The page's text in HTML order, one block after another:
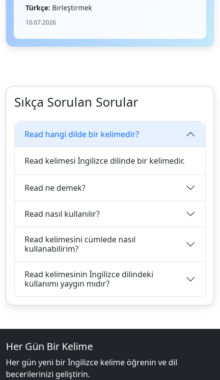
Türkçe: Birleştirmek
10.07.2026
Sıkça Sorulan Sorular
Read hangi dilde bir kelimedir?
Read kelimesi İngilizce dilinde bir kelimedir.
Read ne demek?
Read nasıl kullanılır?
Read kelimesini cümlede nasıl
kullanabilirim?
Read kelimesinin İngilizce dilindeki
kullanımı yaygın mıdır?
Her Gün Bir Kelime
Her gün yeni bir İngilizce kelime öğrenin ve dil
becerilerinizi geliştirin.